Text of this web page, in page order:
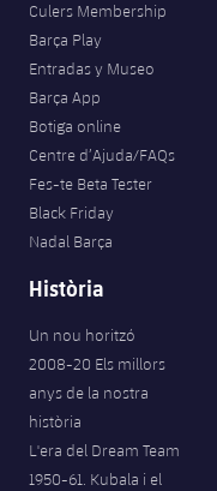
Culers Membership
Barça Play
Entradas y Museo
Barça App
Botiga online
Centre d’Ajuda/FAQs
Fes-te Beta Tester
Black Friday
Nadal Barça
Història
Un nou horitzó
2008-20 Els millors
anys de la nostra
història
L'era del Dream Team
1950-61. Kubala i el